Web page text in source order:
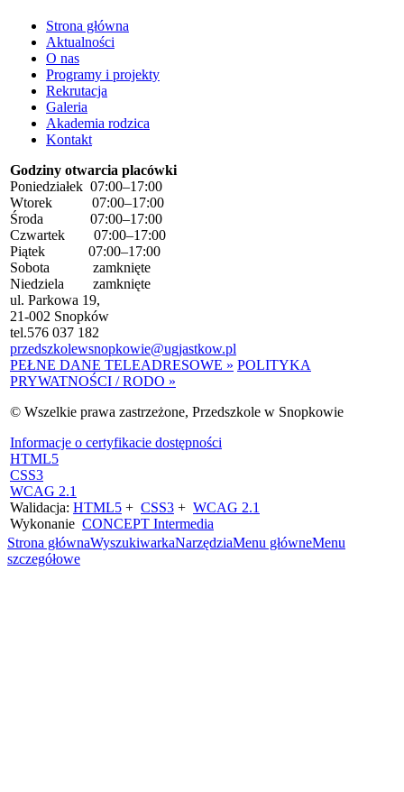
Strona główna
Aktualności
O nas
Programy i projekty
Rekrutacja
Galeria
Akademia rodzica
Kontakt
Godziny otwarcia placówki
Poniedziałek 07:00–17:00
Wtorek 07:00–17:00
Środa 07:00–17:00
Czwartek 07:00–17:00
Piątek 07:00–17:00
Sobota zamknięte
Niedziela zamknięte
ul. Parkowa 19,
21-002 Snopków
tel.576 037 182
przedszkolewsnopkowie@ugjastkow.pl
PEŁNE DANE TELEADRESOWE » POLITYKA
PRYWATNOŚCI / RODO »
© Wszelkie prawa zastrzeżone, Przedszkole w Snopkowie
Informacje o certyfikacie dostępności
HTML5
CSS3
WCAG 2.1
Walidacja: HTML5 + CSS3 + WCAG 2.1
Wykonanie CONCEPT Intermedia
Strona głównaWyszukiwarkaNarzędziaMenu główneMenu
szczegółowe